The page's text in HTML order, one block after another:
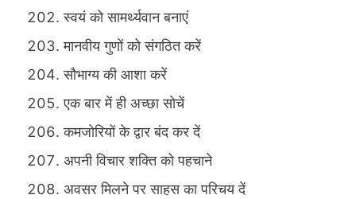
स्वयं को सामर्थ्यवान बनाएं
मानवीय गुणों को संगठित करें
सौभाग्य की आशा करें
एक बार में ही अच्छा सोचें
कमजोरियों के द्वार बंद कर दें
अपनी विचार शक्ति को पहचाने
अवसर मिलने पर साहस का परिचय दें